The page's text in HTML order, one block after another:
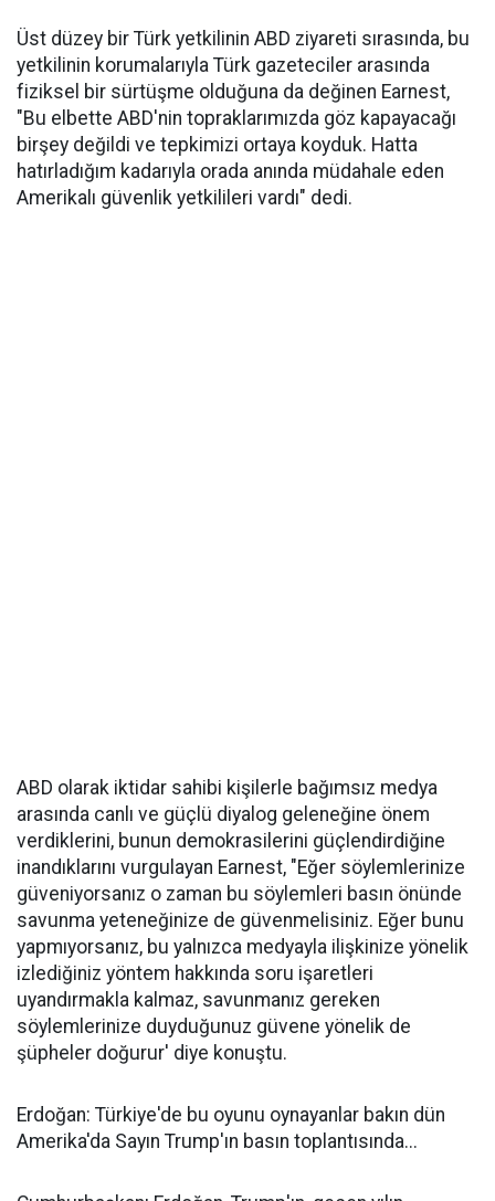
Üst düzey bir Türk yetkilinin ABD ziyareti sırasında, bu
yetkilinin korumalarıyla Türk gazeteciler arasında
fiziksel bir sürtüşme olduğuna da değinen Earnest,
"Bu elbette ABD'nin topraklarımızda göz kapayacağı
birşey değildi ve tepkimizi ortaya koyduk. Hatta
hatırladığım kadarıyla orada anında müdahale eden
Amerikalı güvenlik yetkilileri vardı" dedi.
ABD olarak iktidar sahibi kişilerle bağımsız medya
arasında canlı ve güçlü diyalog geleneğine önem
verdiklerini, bunun demokrasilerini güçlendirdiğine
inandıklarını vurgulayan Earnest, "Eğer söylemlerinize
güveniyorsanız o zaman bu söylemleri basın önünde
savunma yeteneğinize de güvenmelisiniz. Eğer bunu
yapmıyorsanız, bu yalnızca medyayla ilişkinize yönelik
izlediğiniz yöntem hakkında soru işaretleri
uyandırmakla kalmaz, savunmanız gereken
söylemlerinize duyduğunuz güvene yönelik de
şüpheler doğurur' diye konuştu.
Erdoğan: Türkiye'de bu oyunu oynayanlar bakın dün
Amerika'da Sayın Trump'ın basın toplantısında...